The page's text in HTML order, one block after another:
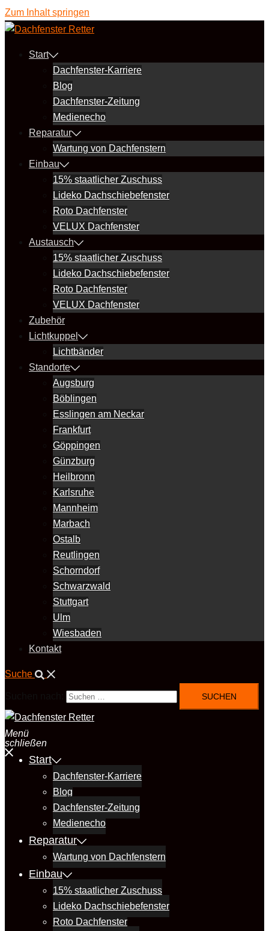
Zum Inhalt springen
Start
Dachfenster-Karriere
Blog
Dachfenster-Zeitung
Medienecho
Reparatur
Wartung von Dachfenstern
Einbau
15% staatlicher Zuschuss
Lideko Dachschiebefenster
Roto Dachfenster
VELUX Dachfenster
Austausch
15% staatlicher Zuschuss
Lideko Dachschiebefenster
Roto Dachfenster
VELUX Dachfenster
Zubehör
Lichtkuppel
Lichtbänder
Standorte
Augsburg
Böblingen
Esslingen am Neckar
Frankfurt
Göppingen
Günzburg
Heilbronn
Karlsruhe
Mannheim
Marbach
Ostalb
Reutlingen
Schorndorf
Schwarzwald
Stuttgart
Ulm
Wiesbaden
Kontakt
Suche
Menü
schließen
Start
Dachfenster-Karriere
Blog
Dachfenster-Zeitung
Medienecho
Reparatur
Wartung von Dachfenstern
Einbau
15% staatlicher Zuschuss
Lideko Dachschiebefenster
Roto Dachfenster